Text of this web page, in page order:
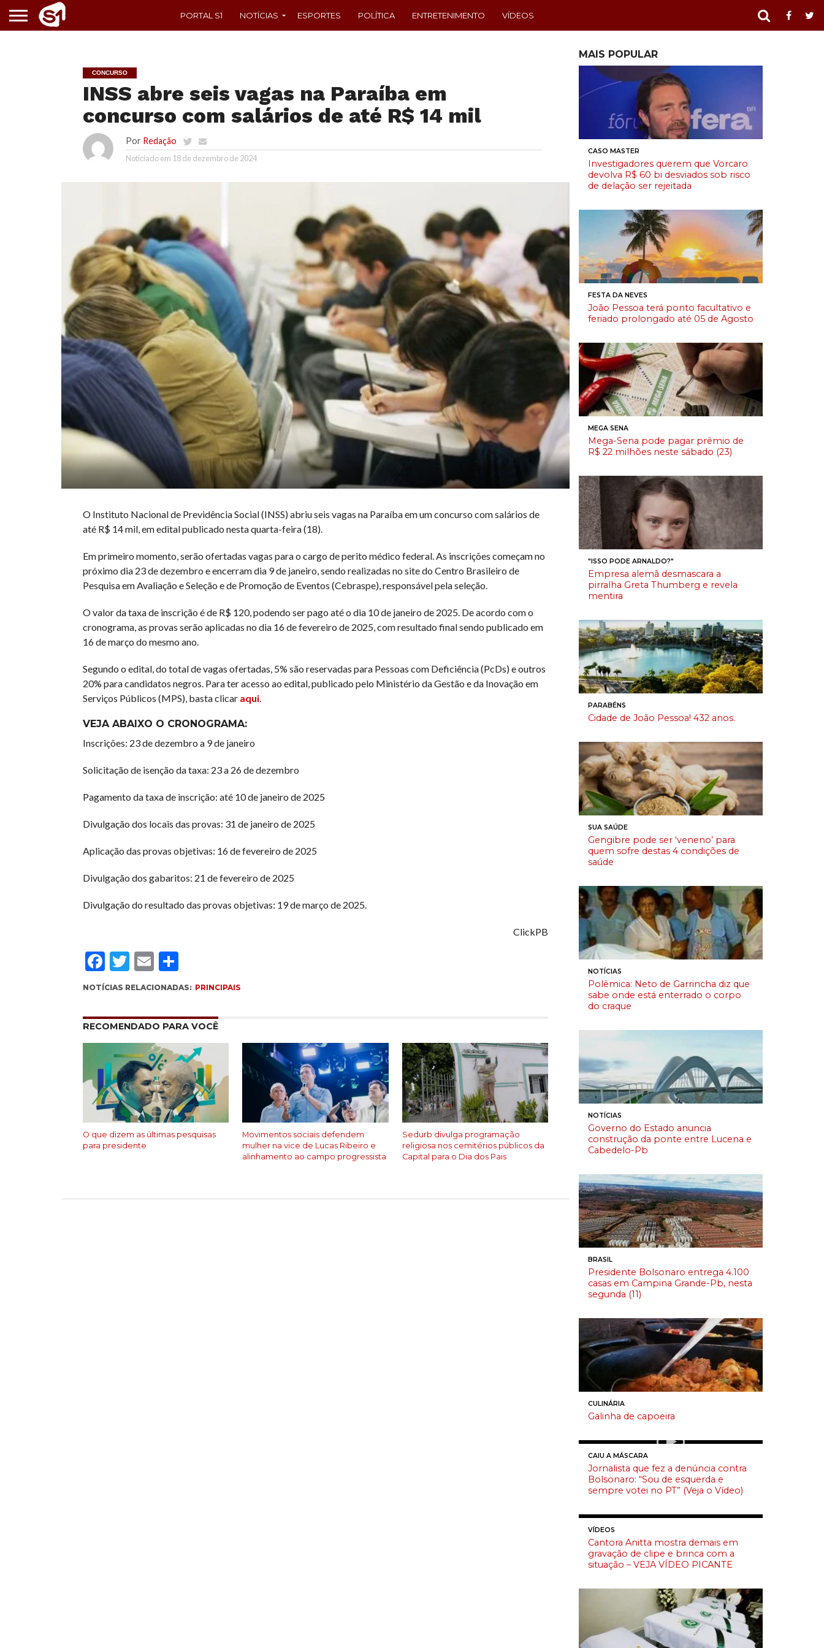
PORTAL S1 NOTÍCIAS ESPORTES POLÍTICA ENTRETENIMENTO VÍDEOS
CONCURSO
INSS abre seis vagas na Paraíba em
concurso com salários de até R$ 14 mil
Por Redação
Noticiado em 18 de dezembro de 2024
O Instituto Nacional de Previdência Social (INSS) abriu seis vagas na Paraíba em um concurso com salários de
até R$ 14 mil, em edital publicado nesta quarta-feira (18).
Em primeiro momento, serão ofertadas vagas para o cargo de perito médico federal. As inscrições começam no
próximo dia 23 de dezembro e encerram dia 9 de janeiro, sendo realizadas no site do Centro Brasileiro de
Pesquisa em Avaliação e Seleção e de Promoção de Eventos (Cebraspe), responsável pela seleção.
O valor da taxa de inscrição é de R$ 120, podendo ser pago até o dia 10 de janeiro de 2025. De acordo com o
cronograma, as provas serão aplicadas no dia 16 de fevereiro de 2025, com resultado final sendo publicado em
16 de março do mesmo ano.
Segundo o edital, do total de vagas ofertadas, 5% são reservadas para Pessoas com Deficiência (PcDs) e outros
20% para candidatos negros. Para ter acesso ao edital, publicado pelo Ministério da Gestão e da Inovação em
Serviços Públicos (MPS), basta clicar aqui.
VEJA ABAIXO O CRONOGRAMA:
Inscrições: 23 de dezembro a 9 de janeiro
Solicitação de isenção da taxa: 23 a 26 de dezembro
Pagamento da taxa de inscrição: até 10 de janeiro de 2025
Divulgação dos locais das provas: 31 de janeiro de 2025
Aplicação das provas objetivas: 16 de fevereiro de 2025
Divulgação dos gabaritos: 21 de fevereiro de 2025
Divulgação do resultado das provas objetivas: 19 de março de 2025.
ClickPB
Facebook
Twitter
EmailCompartilhar
NOTÍCIAS RELACIONADAS: PRINCIPAIS
RECOMENDADO PARA VOCÊ
O que dizem as últimas pesquisas
para presidente
Movimentos sociais defendem
mulher na vice de Lucas Ribeiro e
alinhamento ao campo progressista
Sedurb divulga programação
religiosa nos cemitérios públicos da
Capital para o Dia dos Pais
MAIS POPULAR
CASO MASTER
Investigadores querem que Vorcaro
devolva R$ 60 bi desviados sob risco
de delação ser rejeitada
FESTA DA NEVES
João Pessoa terá ponto facultativo e
feriado prolongado até 05 de Agosto
MEGA SENA
Mega-Sena pode pagar prêmio de
R$ 22 milhões neste sábado (23)
"ISSO PODE ARNALDO?"
Empresa alemã desmascara a
pirralha Greta Thumberg e revela
mentira
PARABÉNS
Cidade de João Pessoa! 432 anos.
SUA SAÚDE
Gengibre pode ser ‘veneno’ para
quem sofre destas 4 condições de
saúde
NOTÍCIAS
Polêmica: Neto de Garrincha diz que
sabe onde está enterrado o corpo
do craque
NOTÍCIAS
Governo do Estado anuncia
construção da ponte entre Lucena e
Cabedelo-Pb
BRASIL
Presidente Bolsonaro entrega 4.100
casas em Campina Grande-Pb, nesta
segunda (11)
CULINÁRIA
Galinha de capoeira
CAIU A MÁSCARA
Jornalista que fez a denúncia contra
Bolsonaro: “Sou de esquerda e
sempre votei no PT” (Veja o Vídeo)
VÍDEOS
Cantora Anitta mostra demais em
gravação de clipe e brinca com a
situação – VEJA VÍDEO PICANTE